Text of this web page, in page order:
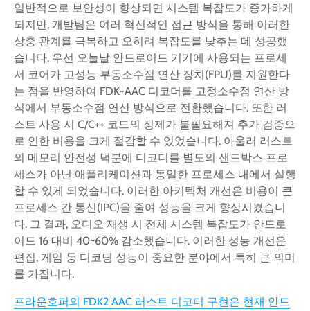
일반적으로 보안성이 향상되면 시스템 복잡도가 증가하게
되지만, 개발팀은 여러 혁신적인 접근 방식을 통해 이러한
상충 관계를 극복하고 오히려 복잡도를 낮추는 데 성공했
습니다. 우선 오늘날 안드로이드 기기에 사용되는 프로세
서 코어가 고성능 부동소수점 연산 장치(FPU)를 지원한다
는 점을 반영하여 FDK-AAC 디코더를 고정소수점 연산 방
식에서 부동소수점 연산 방식으로 전환했습니다. 또한 러
스트 사용 시 C/C++ 코드의 정제가 불필요해져 추가 검증으
로 인한 비용을 크게 절감할 수 있었습니다. 아울러 러스트
의 메모리 안전성 덕분에 디코더를 별도의 샌드박스 프로
세스가 아닌 애플리케이션과 동일한 프로세스 내에서 실행
할 수 있게 되었습니다. 이러한 아키텍처 개선은 비용이 큰
프로세스 간 통신(IPC)을 줄여 성능을 크게 향상시켰습니
다. 그 결과, 오디오 재생 시 전체 시스템 복잡도가 안드로
이드 16 대비 40~60% 감소했습니다. 이러한 성능 개선은
편집, 게임 등 디코딩 성능이 중요한 분야에서 특히 큰 의미
를 가집니다.
프라운호퍼의 FDK2 AAC 러스트 디코더 구현은 현재 안드